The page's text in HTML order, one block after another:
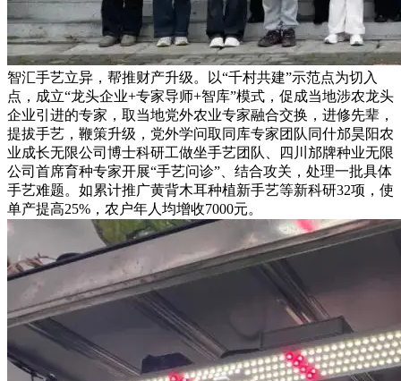
智汇手艺立异，帮推财产升级。以“千村共建”示范点为切入
点，成立“龙头企业+专家导师+智库”模式，促成当地涉农龙头
企业引进的专家，取当地党外农业专家融合交换，进修先辈，
提拔手艺，鞭策升级，党外学问取同库专家团队同什邡昊阳农
业成长无限公司博士科研工做坐手艺团队、四川邡牌种业无限
公司首席育种专家开展“手艺问诊”、结合攻关，处理一批具体
手艺难题。如累计推广黄背木耳种植新手艺等新科研32项，使
单产提高25%，农户年人均增收7000元。